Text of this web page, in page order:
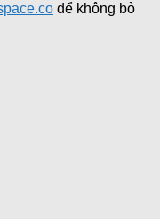
để không bỏ